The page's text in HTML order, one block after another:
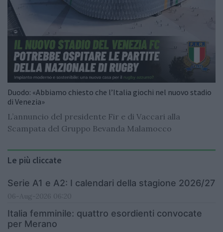
Duodo: «Abbiamo chiesto che l’Italia giochi nel nuovo stadio
di Venezia»
L’annuncio del presidente Fir e di Vaccari alla
Scampata del Gruppo Bevanda Malamocco
Le più cliccate
Serie A1 e A2: I calendari della stagione 2026/27
06-Aug-2026 06:20
Italia femminile: quattro esordienti convocate
per Merano